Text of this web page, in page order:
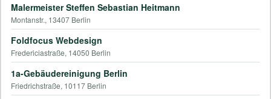
Malermeister Steffen Sebastian Heitmann
Montanstr., 13407 Berlin
Foldfocus Webdesign
Fredericiastraße, 14050 Berlin
1a-Gebäudereinigung Berlin
Friedrichstraße, 10117 Berlin